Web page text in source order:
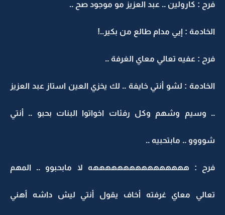
فرح : كارولين .. عبد العزيز مو موجود صح ..
الخادمة : إيي مدام طالع من بكير..!
فرح : عفيه تعالي معاي الغرفة ..
الخادمة : لشو أنتي خايفة .. لك يخزي العين استاز عبد العزيز
.. وسيم وشهم وكل رفئات اخواتوا البنات بحبو .. أنتي
شوووو .. مابتحبيه ..
فرح : ههههههههههههههههه لا مابحبوو .. المهم
تعالي معاي غرفته أخاف يقول أنتي ليش داشه أهني